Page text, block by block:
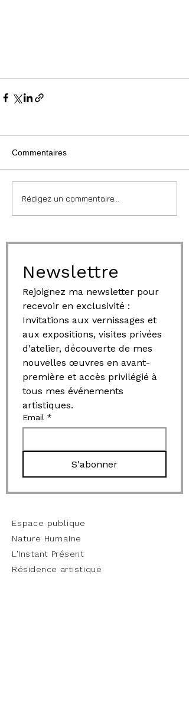
Commentaires
Rédigez un commentaire...
Newslettre
Rejoignez ma newsletter pour
Invitations aux vernissages et
aux expositions, visites privées
d'atelier, découverte de mes
nouvelles œuvres en avant-
première et accès privilégié à
tous mes événements
artistiques.
Email *
S'abonner
Espace publique
Nature Humaine
L'Instant Présent
Résidence artistique